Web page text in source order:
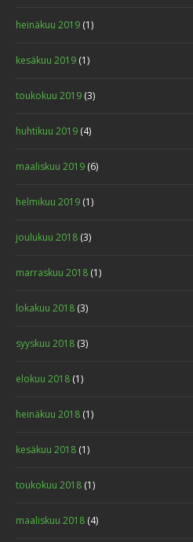
heinäkuu 2019 (1)
kesäkuu 2019 (1)
toukokuu 2019 (3)
huhtikuu 2019 (4)
maaliskuu 2019 (6)
helmikuu 2019 (1)
joulukuu 2018 (3)
marraskuu 2018 (1)
lokakuu 2018 (3)
syyskuu 2018 (3)
elokuu 2018 (1)
heinäkuu 2018 (1)
kesäkuu 2018 (1)
toukokuu 2018 (1)
maaliskuu 2018 (4)